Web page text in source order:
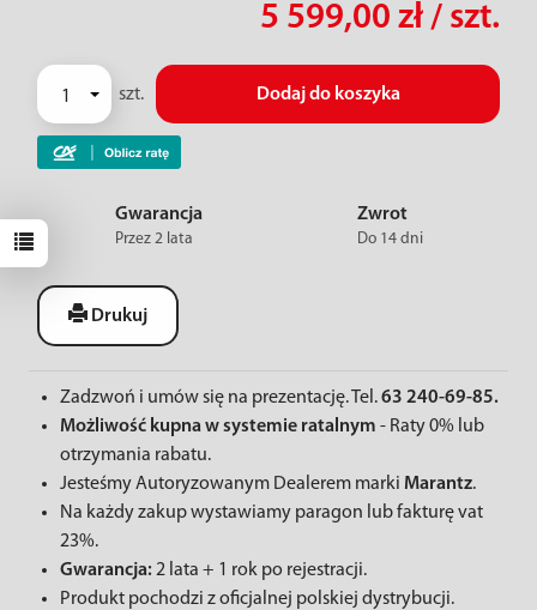
5 599,00 zł / szt.
szt. Dodaj do koszyka
Gwarancja
Przez 2 lata
Zwrot
Do 14 dni
Drukuj
Zadzwoń i umów się na prezentację. Tel.63 240-69-85.
Możliwość kupna w systemie ratalnym - Raty 0% lub
otrzymania rabatu.
Jesteśmy Autoryzowanym Dealerem marki Marantz.
Na każdy zakup wystawiamy paragon lub fakturę vat
23%.
Gwarancja: 2 lata + 1 rok po rejestracji.
Produkt pochodzi z oficjalnej polskiej dystrybucji.